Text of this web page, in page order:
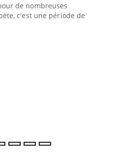
de nombreuses
c'est une période de